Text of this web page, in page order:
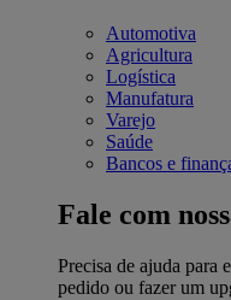
Automotiva
Agricultura
Logística
Manufatura
Varejo
Saúde
Bancos e
Fale com
Precisa de ajuda para
pedido ou fazer um